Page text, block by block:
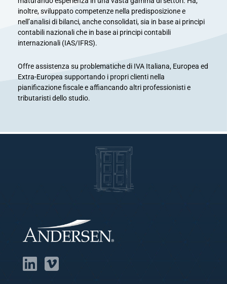
inoltre, sviluppato competenze nella predisposizione e
nell’analisi di bilanci, anche consolidati, sia in base ai principi
contabili nazionali che in base ai principi contabili
internazionali (IAS/IFRS).
Offre assistenza su problematiche di IVA Italiana, Europea ed
Extra-Europea supportando i propri clienti nella
pianificazione fiscale e affiancando altri professionisti e
tributaristi dello studio.